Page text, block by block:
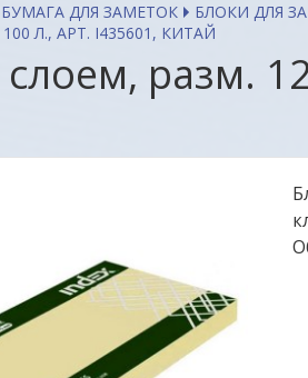
БУМАГА ДЛЯ ЗАМЕТОК
БЛОКИ ДЛЯ
Л., АРТ. I435601, КИТАЙ
разм.